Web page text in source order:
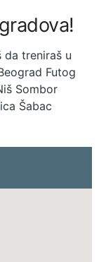
da treniraš u
Futog
Sombor
Šabac